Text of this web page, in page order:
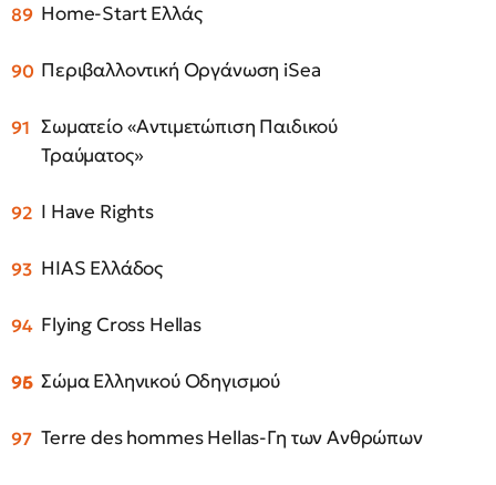
Home-Start Ελλάς
Περιβαλλοντική Οργάνωση iSea
Σωματείο «Αντιμετώπιση Παιδικού
Τραύματος»
I Have Rights
HIAS Ελλάδος
Flying Cross Hellas
Σώμα Ελληνικού Οδηγισμού
Terre des hommes Hellas-Γη των Ανθρώπων